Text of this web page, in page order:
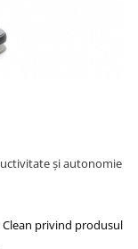
și autonomie
privind produsul